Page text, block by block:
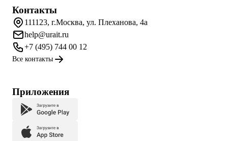
Контакты
111123, г.Москва, ул. Плеханова, 4а
help@urait.ru
+7 (495) 744 00 12
Все контакты
Приложения